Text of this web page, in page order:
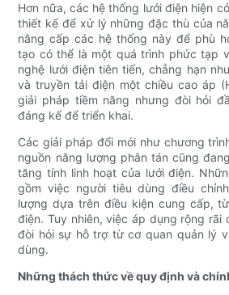
Hơn nữa, các hệ thống lưới điện hiện
thiết kế để xử lý những đặc thù của
nâng cấp các hệ thống này để phù
tạo có thể là một quá trình phức tạp
nghệ lưới điện tiên tiến, chẳng hạn
và truyền tải điện một chiều cao áp
giải pháp tiềm năng nhưng đòi hỏi
đáng kể để triển khai.
Các giải pháp đổi mới như chương
nguồn năng lượng phân tán cũng
tăng tính linh hoạt của lưới điện.
gồm việc người tiêu dùng điều
lượng dựa trên điều kiện cung cấp,
điện. Tuy nhiên, việc áp dụng rộng rãi
đòi hỏi sự hỗ trợ từ cơ quan quản lý
dùng.
Những thách thức về quy định và